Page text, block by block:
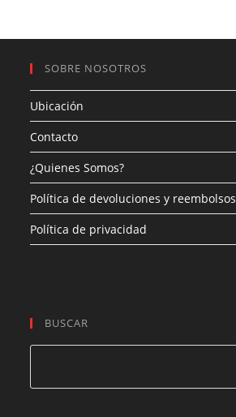
SOBRE NOSOTROS
Ubicación
Contacto
¿Quienes Somos?
Política de devoluciones y reembolsos
Política de privacidad
BUSCAR